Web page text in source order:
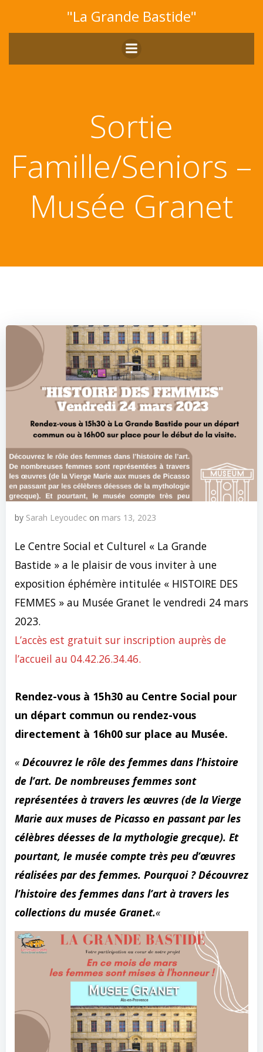
au
contenu
"La Grande Bastide"
Sortie
Famille/Seniors –
Musée Granet
by Sarah Leyoudec on mars 13, 2023
Le Centre Social et Culturel « La Grande
Bastide » a le plaisir de vous inviter à une
exposition éphémère intitulée « HISTOIRE DES
FEMMES » au Musée Granet le vendredi 24 mars
2023.
L’accès est gratuit sur inscription auprès de
l’accueil au 04.42.26.34.46.
Rendez-vous à 15h30 au Centre Social pour
un départ commun ou rendez-vous
directement à 16h00 sur place au Musée.
« Découvrez le rôle des femmes dans l’histoire
de l’art. De nombreuses femmes sont
représentées à travers les œuvres (de la Vierge
Marie aux muses de Picasso en passant par les
célèbres déesses de la mythologie grecque). Et
pourtant, le musée compte très peu d’œuvres
réalisées par des femmes. Pourquoi ? Découvrez
l’histoire des femmes dans l’art à travers les
collections du musée Granet.«